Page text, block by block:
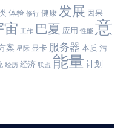
体验 修行 健康 发展 因果
宙 工作 巴夏 应用 性能 意
案 星际 显卡 服务器 本质 污
经历 经济 联盟 能量 计划